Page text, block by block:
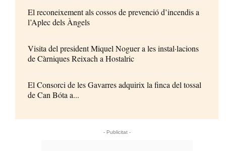
El reconeixement als cossos de prevenció d’incendis a
l’Aplec dels Àngels
Visita del president Miquel Noguer a les instal·lacions
de Càrniques Reixach a Hostalric
El Consorci de les Gavarres adquirix la finca del tossal
de Can Bóta a...
- Publicitat -